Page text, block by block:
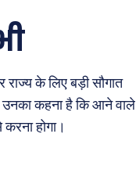
के लिए बड़ी सौगात
उनका कहना है कि आने वाले
होगा।